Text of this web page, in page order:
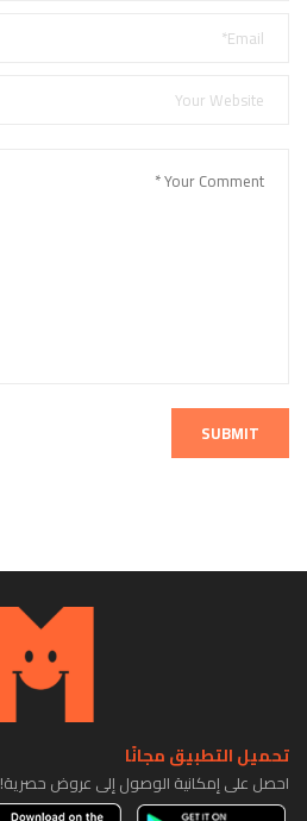
SUBMIT
تحميل التطبيق مجانًا
احصل على إمكانية الوصول إلى عروض حصرية!